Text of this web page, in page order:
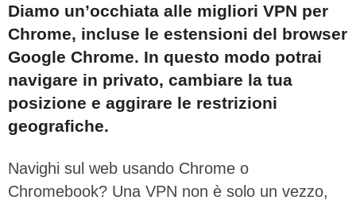
Diamo un’occhiata alle migliori VPN per
Chrome, incluse le estensioni del browser
Google Chrome. In questo modo potrai
navigare in privato, cambiare la tua
posizione e aggirare le restrizioni
geografiche.
Navighi sul web usando Chrome o
Chromebook? Una VPN non è solo un vezzo,